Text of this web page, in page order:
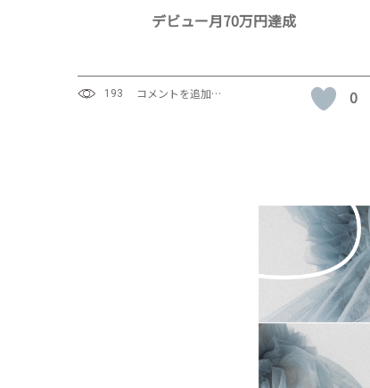
デビュー月70万円達成
193 コメントを追加… 0